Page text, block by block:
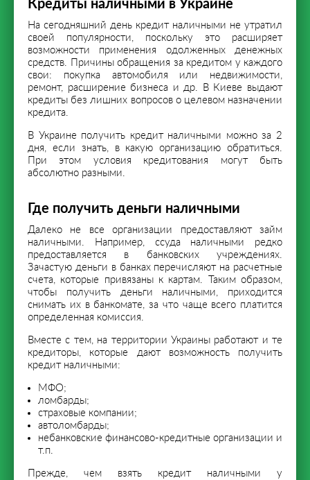
Кредиты наличными в Украине
На сегодняшний день кредит наличными не утратил
своей популярности, поскольку это расширяет
возможности применения одолженных денежных
средств. Причины обращения за кредитом у каждого
свои: покупка автомобиля или недвижимости,
ремонт, расширение бизнеса и др. В Киеве выдают
кредиты без лишних вопросов о целевом назначении
кредита.
В Украине получить кредит наличными можно за 2
дня, если знать, в какую организацию обратиться.
При этом условия кредитования могут быть
абсолютно разными.
Где получить деньги наличными
Далеко не все организации предоставляют займ
наличными. Например, ссуда наличными редко
предоставляется в банковских учреждениях.
Зачастую деньги в банках перечисляют на расчетные
счета, которые привязаны к картам. Таким образом,
чтобы получить деньги наличными, приходится
снимать их в банкомате, за что чаще всего платится
определенная комиссия.
Вместе с тем, на территории Украины работают и те
кредиторы, которые дают возможность получить
кредит наличными:
МФО;
ломбарды;
страховые компании;
автоломбарды;
небанковские финансово-кредитные организации и
т.п.
Прежде, чем взять кредит наличными у